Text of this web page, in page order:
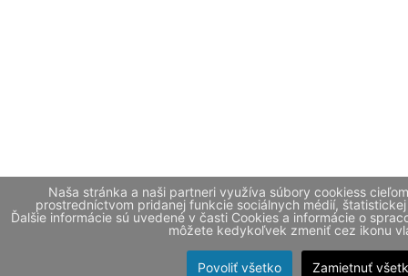
Naša stránka a naši partneri využíva súbory cookiess
prostredníctvom pridanej funkcie sociálnych médií,
Ďalšie informácie sú uvedené v časti Cookies a informácie o
môžete kedykoľvek zmeniť cez ikonu
Povoliť všetko Zamietnuť